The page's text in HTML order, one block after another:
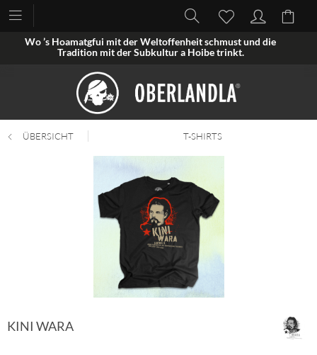
Wo ’s Hoamatgfui mit der Weltoffenheit schmust und die
Tradition mit der Subkultur a Hoibe trinkt.
ÜBERSICHT T-SHIRTS
KINI WARA